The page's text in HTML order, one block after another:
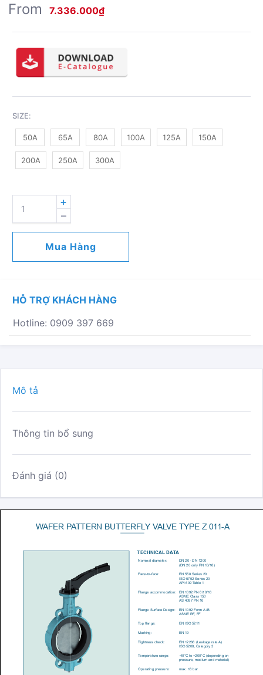
From 7.336.000₫
SIZE:
50A 65A 80A 100A 125A 150A
200A 250A 300A
BƯỚM
MODEL
Mua Hàng
HỖ TRỢ KHÁCH HÀNG
Hotline: 0909 397 669
Mô tả
Thông tin bổ sung
Đánh giá (0)